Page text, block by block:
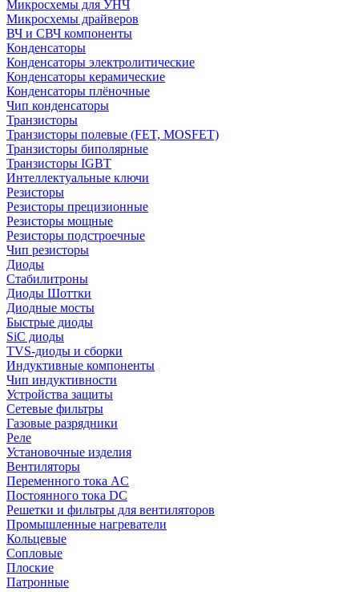
Микросхемы для УНЧ
Микросхемы драйверов
ВЧ и СВЧ компоненты
Конденсаторы
Конденсаторы электролитические
Конденсаторы керамические
Конденсаторы плёночные
Чип конденсаторы
Транзисторы
Транзисторы полевые (FET, MOSFET)
Транзисторы биполярные
Транзисторы IGBT
Интеллектуальные ключи
Резисторы
Резисторы прецизионные
Резисторы мощные
Резисторы подстроечные
Чип резисторы
Диоды
Стабилитроны
Диоды Шоттки
Диодные мосты
Быстрые диоды
SiC диоды
TVS-диоды и сборки
Индуктивные компоненты
Чип индуктивности
Устройства защиты
Сетевые фильтры
Газовые разрядники
Реле
Установочные изделия
Вентиляторы
Переменного тока AC
Постоянного тока DC
Решетки и фильтры для вентиляторов
Промышленные нагреватели
Кольцевые
Сопловые
Плоские
Патронные